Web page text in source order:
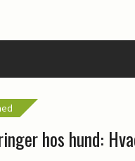
hos hund: